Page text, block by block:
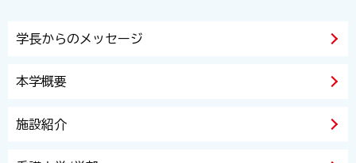
学長からのメッセージ
本学概要
施設紹介